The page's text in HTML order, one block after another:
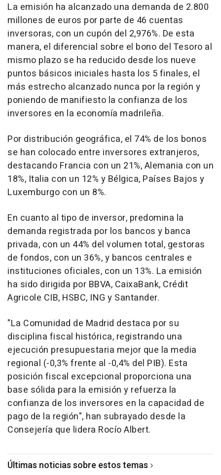
La emisión ha alcanzado una demanda de 2.800
millones de euros por parte de 46 cuentas
inversoras, con un cupón del 2,976%. De esta
manera, el diferencial sobre el bono del Tesoro al
mismo plazo se ha reducido desde los nueve
puntos básicos iniciales hasta los 5 finales, el
más estrecho alcanzado nunca por la región y
poniendo de manifiesto la confianza de los
inversores en la economía madrileña.
Por distribución geográfica, el 74% de los bonos
se han colocado entre inversores extranjeros,
destacando Francia con un 21%, Alemania con un
18%, Italia con un 12% y Bélgica, Países Bajos y
Luxemburgo con un 8%.
En cuanto al tipo de inversor, predomina la
demanda registrada por los bancos y banca
privada, con un 44% del volumen total, gestoras
de fondos, con un 36%, y bancos centrales e
instituciones oficiales, con un 13%. La emisión
ha sido dirigida por BBVA, CaixaBank, Crédit
Agricole CIB, HSBC, ING y Santander.
"La Comunidad de Madrid destaca por su
disciplina fiscal histórica, registrando una
ejecución presupuestaria mejor que la media
regional (-0,3% frente al -0,4% del PIB). Esta
posición fiscal excepcional proporciona una
base sólida para la emisión y refuerza la
confianza de los inversores en la capacidad de
pago de la región", han subrayado desde la
Consejería que lidera Rocío Albert.
Últimas noticias sobre estos temas